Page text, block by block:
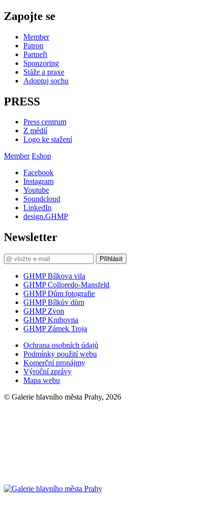
Zapojte se
Member
Patron
Partneři
Sponzoring
Stáže a praxe
Adoptuj sochu
PRESS
Press centrum
Z médií
Logo ke stažení
Member Eshop
Facebook
Instagram
Youtube
Soundcloud
LinkedIn
design.GHMP
Newsletter
Přihlásit
GHMP Bílkova vila
GHMP Colloredo-Mansfeld
GHMP Dům fotografie
GHMP Bílkův dům
GHMP Zvon
GHMP Knihovna
GHMP Zámek Troja
Ochrana osobních údajů
Podmínky použití webu
Komerční pronájmy
Výroční zprávy
Mapa webu
© Galerie hlavního města Prahy, 2026